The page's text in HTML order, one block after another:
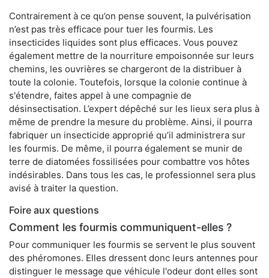
Contrairement à ce qu’on pense souvent, la pulvérisation
n’est pas très efficace pour tuer les fourmis. Les
insecticides liquides sont plus efficaces. Vous pouvez
également mettre de la nourriture empoisonnée sur leurs
chemins, les ouvrières se chargeront de la distribuer à
toute la colonie. Toutefois, lorsque la colonie continue à
s'étendre, faites appel à une compagnie de
désinsectisation. L’expert dépêché sur les lieux sera plus à
même de prendre la mesure du problème. Ainsi, il pourra
fabriquer un insecticide approprié qu’il administrera sur
les fourmis. De même, il pourra également se munir de
terre de diatomées fossilisées pour combattre vos hôtes
indésirables. Dans tous les cas, le professionnel sera plus
avisé à traiter la question.
Foire aux questions
Comment les fourmis communiquent-elles ?
Pour communiquer les fourmis se servent le plus souvent
des phéromones. Elles dressent donc leurs antennes pour
distinguer le message que véhicule l'odeur dont elles sont